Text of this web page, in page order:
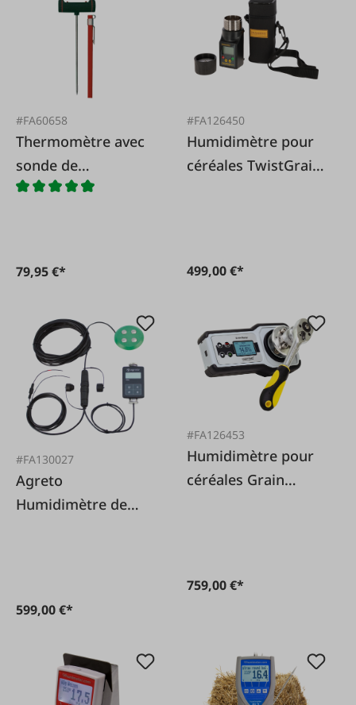
#FA60658
Thermomètre avec
sonde de
pénétration
79,95 €*
#FA126450
Humidimètre pour
céréales TwistGrain
499,00 €*
#FA130027
Agreto
Humidimètre de
599,00 €*
#FA126453
Humidimètre pour
céréales Grain
759,00 €*